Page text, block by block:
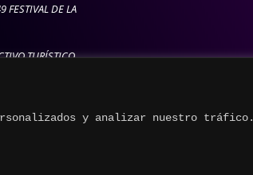
y analizar nuestro tráfico.
FESTIVAL DE LA
TURÍSTICO